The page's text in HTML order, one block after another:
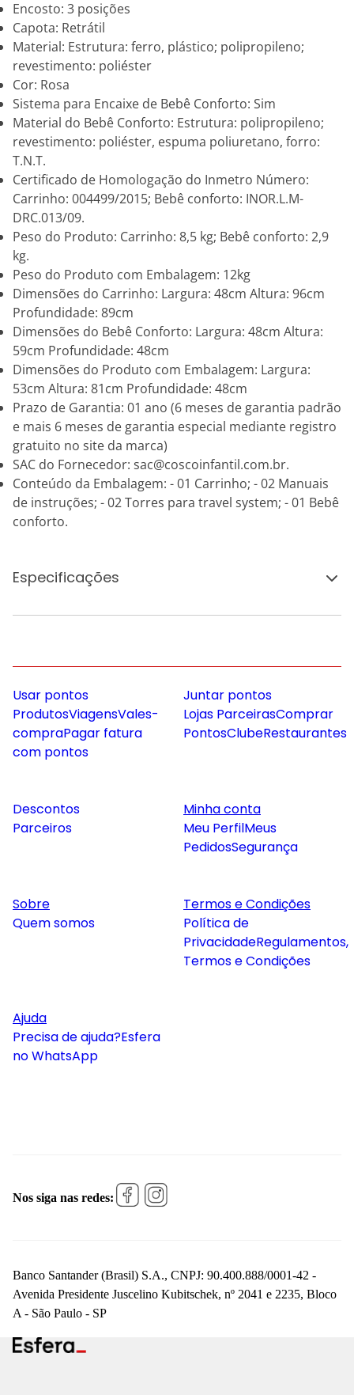
Encosto: 3 posições
Capota: Retrátil
Material: Estrutura: ferro, plástico; polipropileno;
revestimento: poliéster
Cor: Rosa
Sistema para Encaixe de Bebê Conforto: Sim
Material do Bebê Conforto: Estrutura: polipropileno;
revestimento: poliéster, espuma poliuretano, forro:
T.N.T.
Certificado de Homologação do Inmetro Número:
Carrinho: 004499/2015; Bebê conforto: INOR.L.M-
DRC.013/09.
Peso do Produto: Carrinho: 8,5 kg; Bebê conforto: 2,9
kg.
Peso do Produto com Embalagem: 12kg
Dimensões do Carrinho: Largura: 48cm Altura: 96cm
Profundidade: 89cm
Dimensões do Bebê Conforto: Largura: 48cm Altura:
59cm Profundidade: 48cm
Dimensões do Produto com Embalagem: Largura:
53cm Altura: 81cm Profundidade: 48cm
Prazo de Garantia: 01 ano (6 meses de garantia padrão
e mais 6 meses de garantia especial mediante registro
gratuito no site da marca)
SAC do Fornecedor: sac@coscoinfantil.com.br.
Conteúdo da Embalagem: - 01 Carrinho; - 02 Manuais
de instruções; - 02 Torres para travel system; - 01 Bebê
conforto.
Especificações
Usar pontos
ProdutosViagensVales-
compraPagar fatura
com pontos
Juntar pontos
Lojas ParceirasComprar
PontosClubeRestaurantes
Descontos
Parceiros
Minha conta
Meu PerfilMeus
PedidosSegurança
Sobre
Quem somos
Termos e Condições
Política de
PrivacidadeRegulamentos,
Termos e Condições
Ajuda
Precisa de ajuda?Esfera
no WhatsApp
Nos siga nas redes:
Banco Santander (Brasil) S.A., CNPJ: 90.400.888/0001-42 -
Avenida Presidente Juscelino Kubitschek, nº 2041 e 2235, Bloco
A - São Paulo - SP